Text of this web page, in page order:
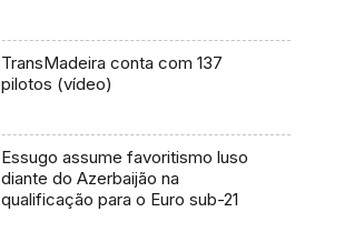
TransMadeira conta com 137
pilotos (vídeo)
Essugo assume favoritismo luso
diante do Azerbaijão na
qualificação para o Euro sub-21